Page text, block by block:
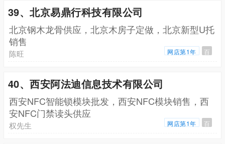
39、北京易鼎行科技有限公司
北京钢木龙骨供应，北京木房子定做，北京新型U托
销售
陈旺 网店第1年 百
40、西安阿法迪信息技术有限公司
西安NFC智能锁模块批发，西安NFC模块销售，西
安NFC门禁读头供应
权先生 网店第1年 百